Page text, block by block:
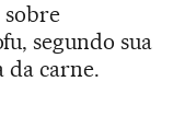
sobre
segundo sua
da carne.